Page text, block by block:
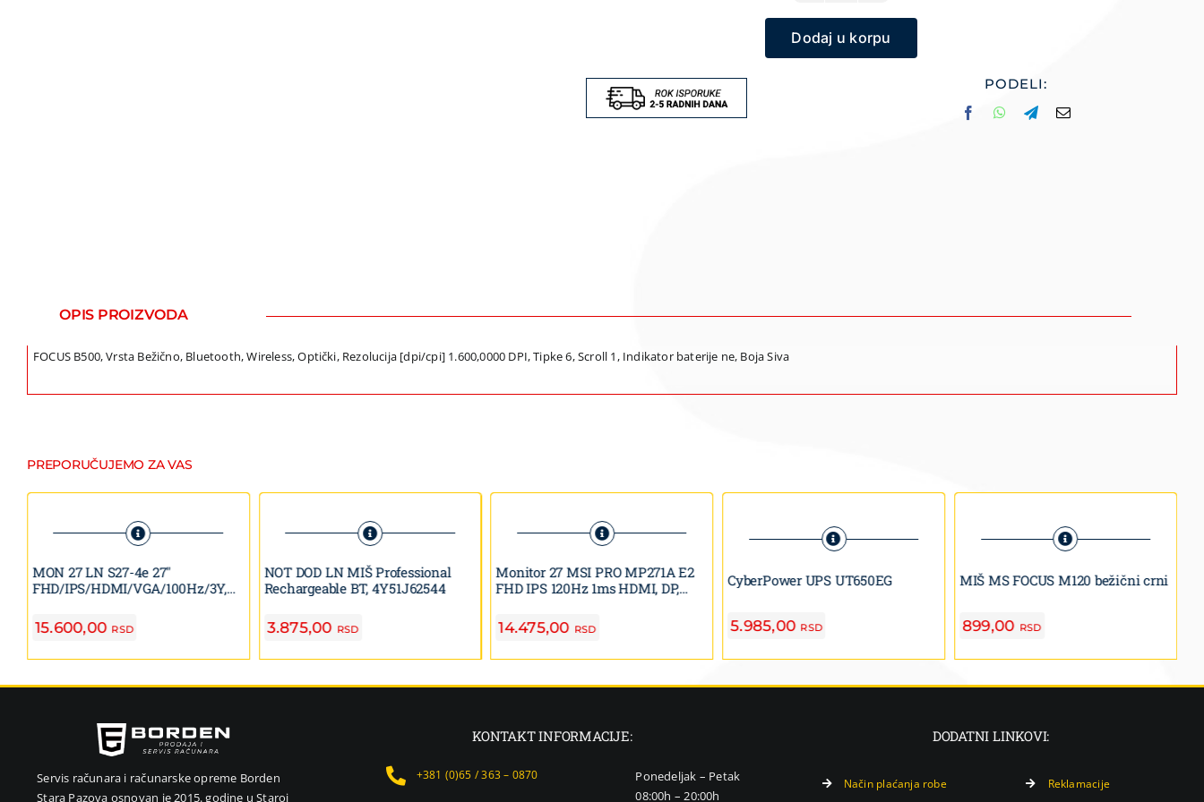
MS
FOCUS
B500
Dodaj u korpu
PODELI:
OPIS PROIZVODA
FOCUS B500, Vrsta Bežično, Bluetooth, Wireless, Optički, Rezolucija [dpi/cpi] 1.600,0000 DPI, Tipke 6, Scroll 1, Indikator baterije ne, Boja Siva
PREPORUČUJEMO ZA VAS
MON 27 LN S27-4e 27″
FHD/IPS/HDMI/VGA/100Hz/3Y,
15.600,00 RSD
NOT DOD LN MIŠ Professional
Rechargeable BT, 4Y51J62544
3.875,00 RSD
Monitor 27 MSI PRO MP271A E2
FHD IPS 120Hz 1ms HDMI, DP,
14.475,00 RSD
CyberPower UPS UT650EG
5.985,00 RSD
MIŠ MS FOCUS M120 bežični crni
899,00 RSD
Servis računara i računarske opreme Borden
Stara Pazova osnovan je 2015. godine u Staroj
KONTAKT INFORMACIJE:
+381 (0)65 / 363 – 0870
Ponedeljak – Petak
08:00h – 20:00h
DODATNI LINKOVI:
Način plaćanja robe
Reklamacije